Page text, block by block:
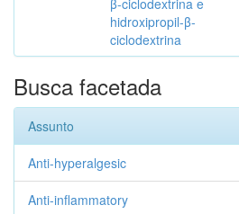
β-ciclodextrina e
hidroxipropil-β-
ciclodextrina
Busca facetada
Assunto
Anti-hyperalgesic
Anti-inflammatory